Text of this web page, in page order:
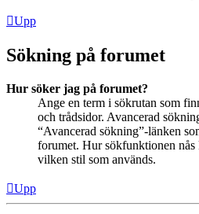
Upp
Sökning på forumet
Hur söker jag på forumet?
Ange en term i sökrutan som
och trådsidor. Avancerad
“Avancerad sökning”-länken
forumet. Hur sökfunktionen nås
vilken stil som används.
Upp